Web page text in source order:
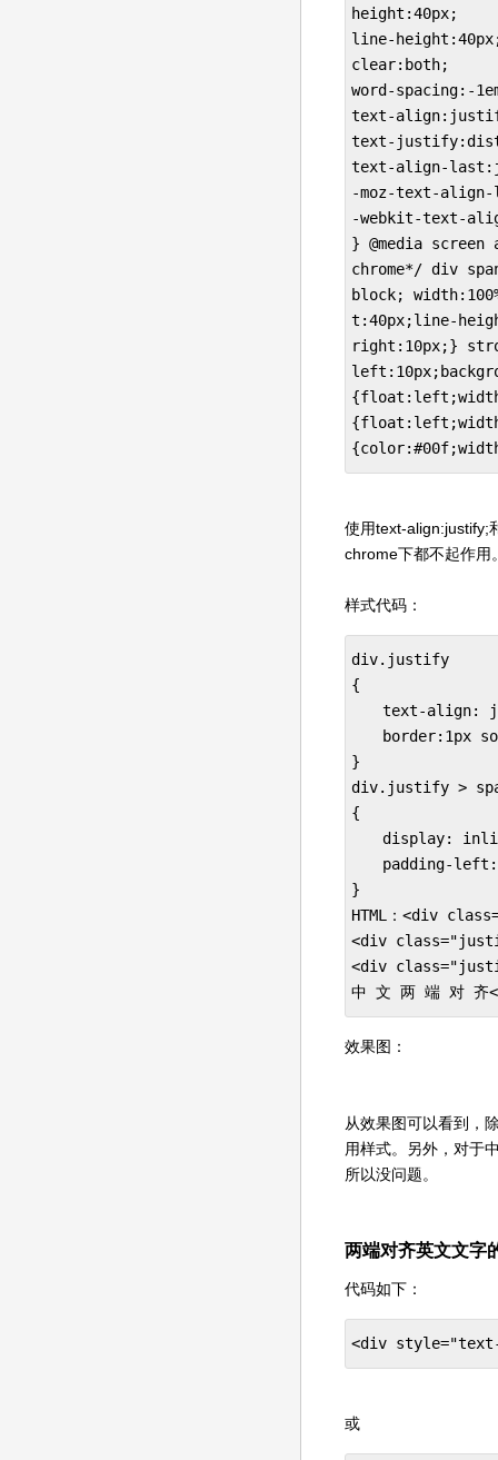
height:40px;
line-
clear:both;
word-spacing:-
text-
text-
text-align-
-moz-text-
-webkit-text-
} @media
chrome*/ div
block;
t:40px;line-
right:10px;}
使用text-align:justify;
chrome下都不起作用
样式代码：
div.justify
{
text-align:
border:1px
}
div.justify >
{
display:
padding-left:
}
HTML：<div
<div
<div
中 文 两 端 对
效果图：
从效果图可以看到，
用样式。另外，对于
所以没问题。
两端对齐英文文字
代码如下：
<div
或